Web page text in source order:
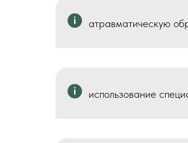
атравматическую
использование